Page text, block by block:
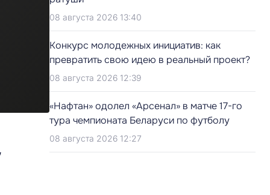
08 августа 2026 13:40
Конкурс молодежных инициатив: как
превратить свою идею в реальный проект?
08 августа 2026 12:39
«Нафтан» одолел «Арсенал» в матче 17-го
тура чемпионата Беларуси по футболу
08 августа 2026 12:27